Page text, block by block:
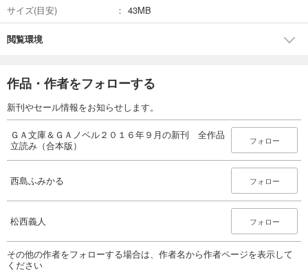
サイズ(目安)
43MB
閲覧環境
作品・作者をフォローする
新刊やセール情報をお知らせします。
ＧＡ文庫＆ＧＡノベル２０１６年９月の新刊 全作品
立読み（合本版）
フォロー
西島ふみかる フォロー
松西義人 フォロー
その他の作者をフォローする場合は、作者名から作者ページを表示して
ください